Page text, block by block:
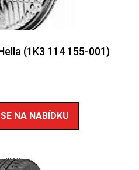
(1K3 114 155-001)
NA NABÍDKU